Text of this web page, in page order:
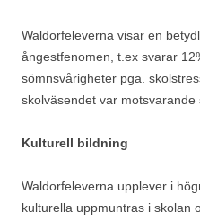
Waldorfeleverna visar en
ångestfenomen, t.ex svarar
sömnsvårigheter pga.
skolväsendet var
Kulturell bildning
Waldorfeleverna upplever i
kulturella uppmuntras i skolan